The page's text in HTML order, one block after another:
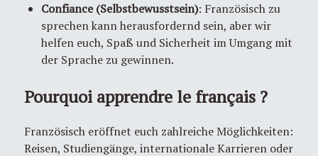
Confiance (Selbstbewusstsein): Französisch zu
sprechen kann herausfordernd sein, aber wir
helfen euch, Spaß und Sicherheit im Umgang mit
der Sprache zu gewinnen.
Pourquoi apprendre le français ?
Französisch eröffnet euch zahlreiche Möglichkeiten:
Reisen, Studiengänge, internationale Karrieren oder